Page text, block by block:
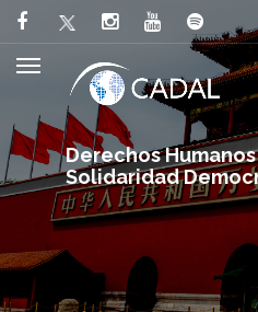
Derechos
Solidaridad